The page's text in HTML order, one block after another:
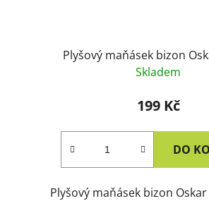
Plyšový maňásek bizon
Skladem
199 Kč
DO
Plyšový maňásek bizon